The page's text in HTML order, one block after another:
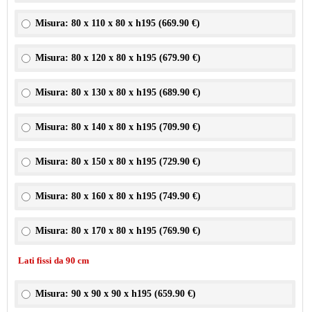
Misura: 80 x 110 x 80 x h195 (669.90 €)
Misura: 80 x 120 x 80 x h195 (679.90 €)
Misura: 80 x 130 x 80 x h195 (689.90 €)
Misura: 80 x 140 x 80 x h195 (709.90 €)
Misura: 80 x 150 x 80 x h195 (729.90 €)
Misura: 80 x 160 x 80 x h195 (749.90 €)
Misura: 80 x 170 x 80 x h195 (769.90 €)
Lati fissi da 90 cm
Misura: 90 x 90 x 90 x h195 (659.90 €)